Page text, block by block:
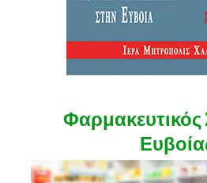
Φαρμακευτικός